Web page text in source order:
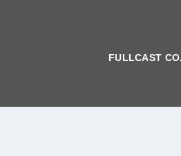
FULLCAST